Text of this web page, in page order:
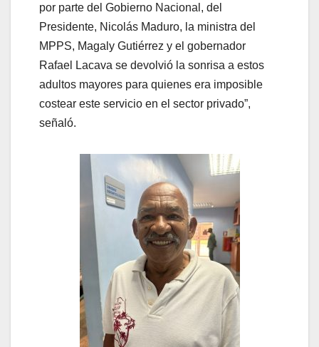
por parte del Gobierno Nacional, del
Presidente, Nicolás Maduro, la ministra del
MPPS, Magaly Gutiérrez y el gobernador
Rafael Lacava se devolvió la sonrisa a estos
adultos mayores para quienes era imposible
costear este servicio en el sector privado”,
señaló.